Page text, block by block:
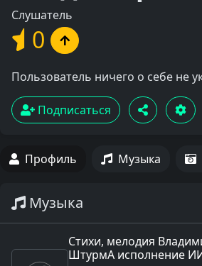
Слушатель
0
Пользователь ничего о себе не
Подписаться
Профиль Музыка
Музыка
Стихи, мелодия
ШтурмА исполнение